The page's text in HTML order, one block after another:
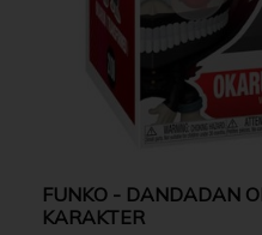
FUNKO - DANDADAN
KARAKTER